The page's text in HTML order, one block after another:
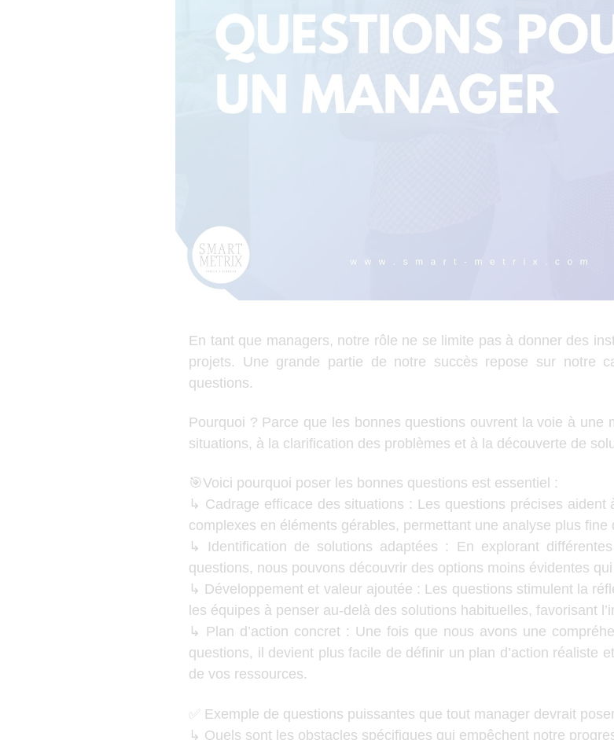
En tant que managers, notre rôle ne se limite pas à donner des
projets. Une grande partie de notre succès repose sur notre
questions.
Pourquoi ? Parce que les bonnes questions ouvrent la voie à une
situations, à la clarification des problèmes et à la découverte de
🎯Voici pourquoi poser les bonnes questions est essentiel :
↳ Cadrage efficace des situations : Les questions précises aident
complexes en éléments gérables, permettant une analyse plus fine
↳ Identification de solutions adaptées : En explorant
questions, nous pouvons découvrir des options moins évidentes
↳ Développement et valeur ajoutée : Les questions stimulent la
les équipes à penser au-delà des solutions habituelles, favorisant
↳ Plan d’action concret : Une fois que nous avons une
questions, il devient plus facile de définir un plan d’action réaliste
de vos ressources.
✅ Exemple de questions puissantes que tout manager devrait
↳ Quels sont les obstacles spécifiques qui empêchent notre